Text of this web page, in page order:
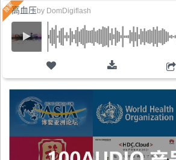
高血压by DomDigiflash